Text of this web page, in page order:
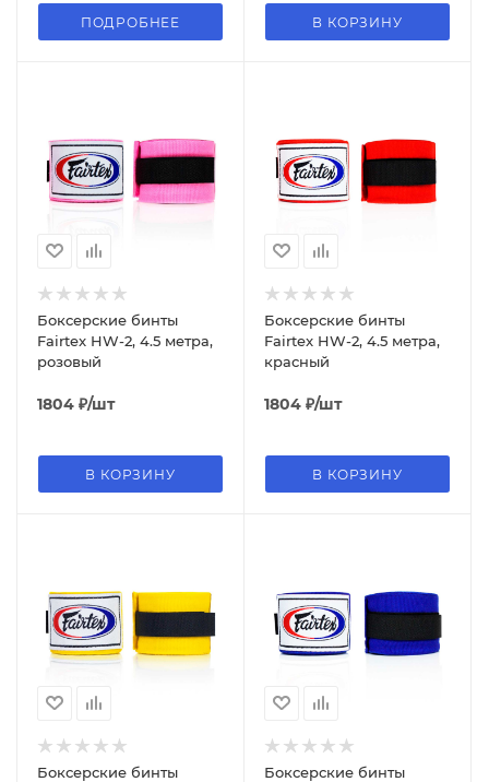
ПОДРОБНЕЕ В КОРЗИНУ
Боксерские бинты
Fairtex HW-2, 4.5 метра,
розовый
1804 ₽/шт
В КОРЗИНУ
Боксерские бинты
Fairtex HW-2, 4.5 метра,
красный
1804 ₽/шт
В КОРЗИНУ
Боксерские бинты
Боксерские бинты